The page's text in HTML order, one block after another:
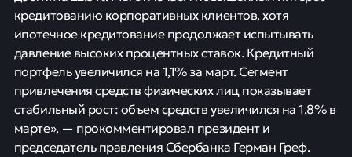
кредитованию корпоративных клиентов, хотя
ипотечное кредитование продолжает испытывать
давление высоких процентных ставок. Кредитный
портфель увеличился на 1,1% за март. Сегмент
привлечения средств физических лиц показывает
стабильный рост: объем средств увеличился на 1,8% в
марте», — прокомментировал президент и
председатель правления Сбербанка Герман Греф.